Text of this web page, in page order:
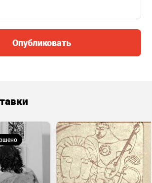
Опубликовать